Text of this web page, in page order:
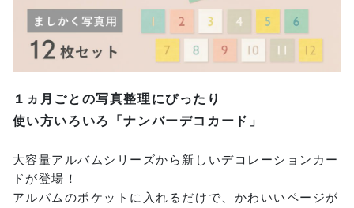
１ヵ月ごとの写真整理にぴったり
使い方いろいろ「ナンバーデコカード」
大容量アルバムシリーズから新しいデコレーションカー
ドが登場！
アルバムのポケットに入れるだけで、かわいいページが